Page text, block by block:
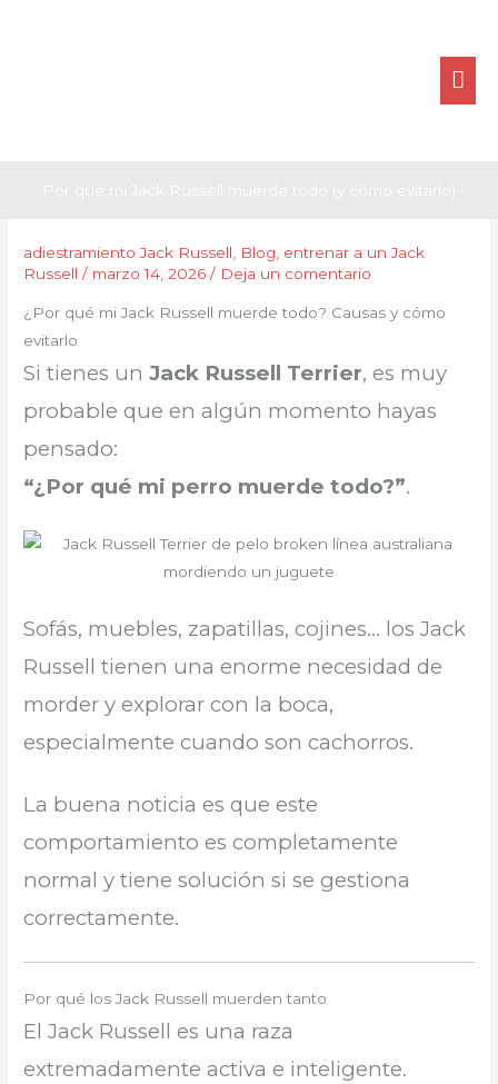
adiestramiento Jack Russell Blog entrenar a un Jack
Russell / marzo 14, 2026/ Deja un comentario
¿Por qué mi Jack Russell muerde todo? Causas y cómo
evitarlo
Si tienes unJack Russell Terrier, es muy
probable que en algún momento hayas
pensado:
“¿Por qué mi perro muerde todo?”.
Sofás, muebles, zapatillas, cojines… los Jack
Russell tienen una enorme necesidad de
morder y explorar con la boca,
especialmente cuando son cachorros.
La buena noticia es que este
comportamiento es completamente
normal y tiene solución si se gestiona
correctamente.
Por qué los Jack Russell muerden tanto
El Jack Russell es una raza
extremadamente activa e inteligente.